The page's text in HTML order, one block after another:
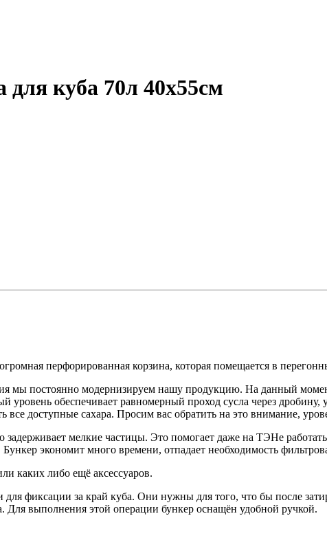
для куба 70л 40х55см
перфорированная корзина, которая помещается в
мы постоянно модернизируем нашу продукцию. На данный
обеспечивает равномерный проход сусла через дробину,
доступные сахара. Просим вас обратить на это внимание,
задерживает мелкие частицы. Это помогает даже на ТЭНе
экономит много времени, отпадает необходимость
каких либо ещё аксессуаров.
фиксации за край куба. Они нужны для того, что бы после
Для выполнения этой операции бункер оснащён удобной ручкой.